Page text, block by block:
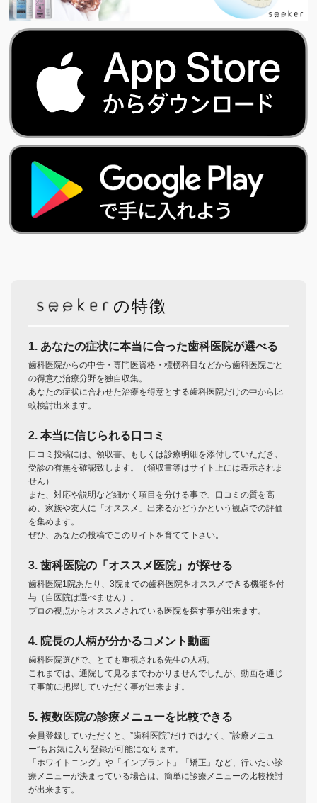
の特徴
1. あなたの症状に本当に合った歯科医院が選べる
歯科医院からの申告・専門医資格・標榜科目などから歯科医院ごと
の得意な治療分野を独自収集。
あなたの症状に合わせた治療を得意とする歯科医院だけの中から比
較検討出来ます。
2. 本当に信じられる口コミ
口コミ投稿には、領収書、もしくは診療明細を添付していただき、
受診の有無を確認致します。（領収書等はサイト上には表示されま
せん）
また、対応や説明など細かく項目を分ける事で、口コミの質を高
め、家族や友人に「オススメ」出来るかどうかという観点での評価
を集めます。
ぜひ、あなたの投稿でこのサイトを育てて下さい。
3. 歯科医院の「オススメ医院」が探せる
歯科医院1院あたり、3院までの歯科医院をオススメできる機能を付
与（自医院は選べません）。
プロの視点からオススメされている医院を探す事が出来ます。
4. 院長の人柄が分かるコメント動画
歯科医院選びで、とても重視される先生の人柄。
これまでは、通院して見るまでわかりませんでしたが、動画を通じ
て事前に把握していただく事が出来ます。
5. 複数医院の診療メニューを比較できる
会員登録していただくと、”歯科医院”だけではなく、”診療メニュ
ー”もお気に入り登録が可能になります。
「ホワイトニング」や「インプラント」「矯正」など、行いたい診
療メニューが決まっている場合は、簡単に診療メニューの比較検討
が出来ます。